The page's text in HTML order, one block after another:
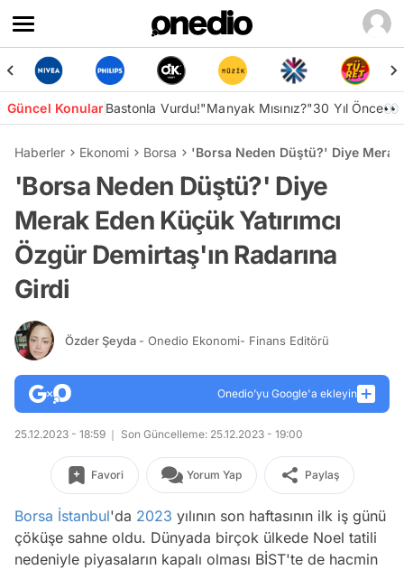
Güncel KonularBastonla Vurdu!"Manyak Mısınız?"30 Yıl Önce👀
Haberler Ekonomi Borsa 'Borsa Neden Düştü?' Diye Merak
'Borsa Neden Düştü?' Diye
Merak Eden Küçük Yatırımcı
Özgür Demirtaş'ın Radarına
Girdi
Özder Şeyda - Onedio Ekonomi- Finans Editörü
Onedio’yu Google'a ekleyin
25.12.2023 - 18:59 Son Güncelleme: 25.12.2023 - 19:00
Favori Yorum Yap Paylaş
Borsa İstanbul'da 2023 yılının son haftasının ilk iş günü
çöküşe sahne oldu. Dünyada birçok ülkede Noel tatili
nedeniyle piyasaların kapalı olması BİST'te de hacmin